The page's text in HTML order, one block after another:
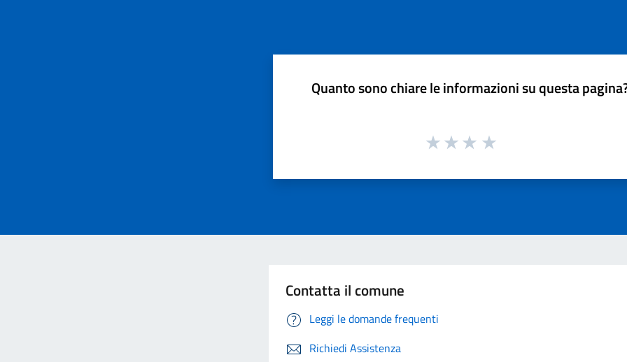
Quanto sono chiare le informazioni su questa
Contatta il comune
Leggi le domande frequenti
Richiedi Assistenza